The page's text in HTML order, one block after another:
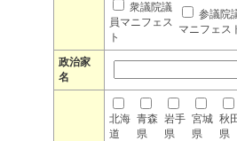
衆議院議
員マニフェス
ト
参議院
マニフェス
政治家
名
北海
道
青森
県
岩手
県
宮城
県
秋
県